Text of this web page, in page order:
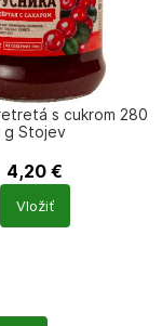
s cukrom 280
g Stojev
4,20 €
Počet
produktů
Vložiť